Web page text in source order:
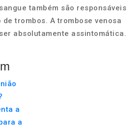
também são responsáveis
trombos. A trombose venosa
absolutamente assintomática.
a
a